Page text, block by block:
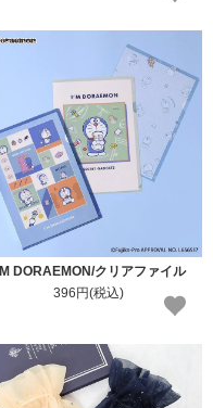
DORAEMON/クリアファイル
396円(税込)